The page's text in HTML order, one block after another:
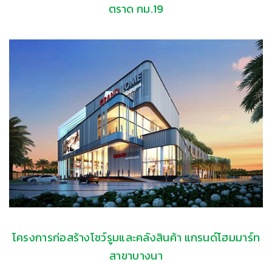
ตราด กม.19
โครงการก่อสร้างโชว์รูมและคลังสินค้า แกรนด์โฮมมาร์ท
สาขาบางนา